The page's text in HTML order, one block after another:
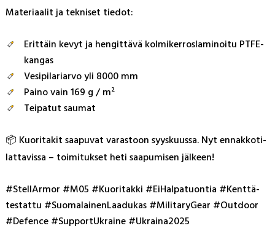
Ma­te­riaa­lit ja tek­ni­set tie­dot:
Erittäin kevyt ja hengittävä kolmikerroslaminoitu PTFE-
kangas
Vesipilariarvo yli 8000 mm
Paino vain 169 g / m²
Teipatut saumat
📦 Kuo­ri­ta­kit saa­pu­vat va­ras­toon syys­kuus­sa. Nyt en­nak­ko­ti­
lat­ta­vis­sa – toi­mi­tuk­set he­ti saa­pu­mi­sen jäl­keen!
#Stel­lAr­mor #M05 #Kuo­ri­tak­ki #Ei­Hal­pa­tuon­tia #Kent­tä­
tes­tat­tu #Suo­ma­lai­nen­Laa­du­kas #Mi­li­ta­ry­Gear #Out­door
#De­fen­ce #Sup­por­tUk­rai­ne #Uk­rai­na2025